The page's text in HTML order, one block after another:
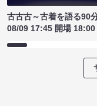
古古古～古着を語る90
08/09 17:45 開場 18:00